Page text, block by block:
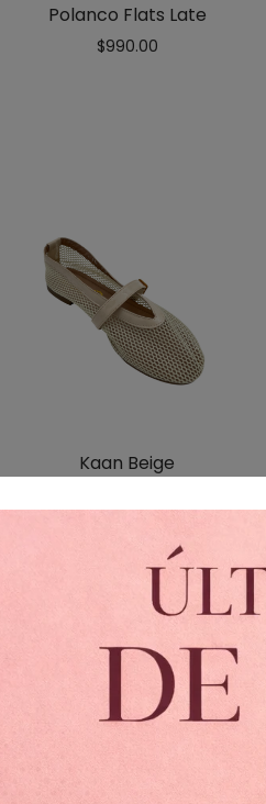
Polanco Flats Late
$990.00
Kaan Beige